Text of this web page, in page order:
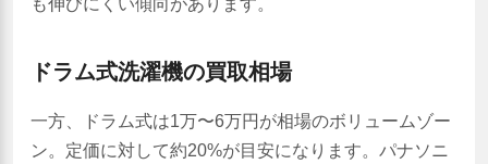
も伸びにくい傾向があります。
ドラム式洗濯機の買取相場
一方、ドラム式は1万〜6万円が相場のボリュームゾー
ン。定価に対して約20%が目安になります。パナソニ